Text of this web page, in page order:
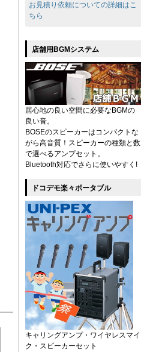
お見積り依頼についての詳細はこ
ちら
店舗用BGMシステム
居心地の良い空間に必要なBGMの
良い音。
BOSEのスピーカーはコンパクトな
がら高音質！スピーカーの種類と数
で選べるアンプセット。
Bluetooth対応でさらに使いやすく!
ドコデモ楽々ポータブル
キャリングアンプ・ワイヤレスマイ
ク・スピーカーセット